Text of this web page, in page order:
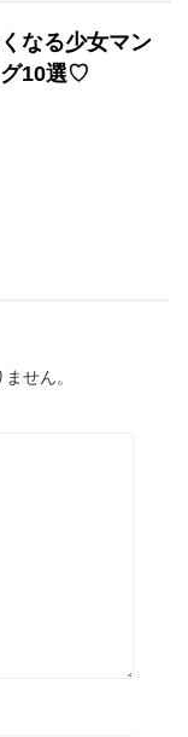
なる少女マン
グ10選♡
せん。